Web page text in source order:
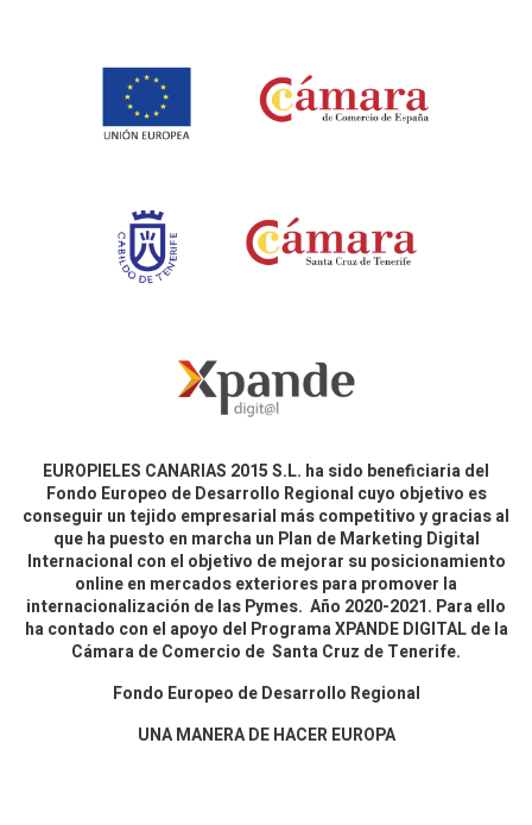
EUROPIELES CANARIAS 2015 S.L. ha sido beneficiaria del
Fondo Europeo de Desarrollo Regional cuyo objetivo es
conseguir un tejido empresarial más competitivo y gracias al
que ha puesto en marcha un Plan de Marketing Digital
Internacional con el objetivo de mejorar su posicionamiento
online en mercados exteriores para promover la
internacionalización de las Pymes. Año 2020-2021. Para ello
ha contado con el apoyo del Programa XPANDE DIGITAL de la
Cámara de Comercio de Santa Cruz de Tenerife.
Fondo Europeo de Desarrollo Regional
UNA MANERA DE HACER EUROPA